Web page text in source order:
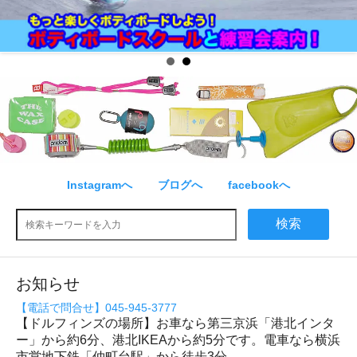
Instagramへ ブログへ facebookへ
検索
お知らせ
【電話で問合せ】045-945-3777
【ドルフィンズの場所】お車なら第三京浜「港北インタ
ー」から約6分、港北IKEAから約5分です。電車なら横浜